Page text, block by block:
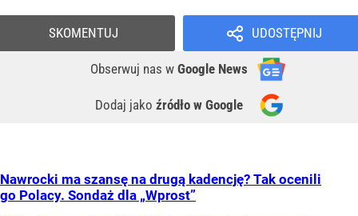
UDOSTĘPNIJ
Obserwuj nas w Google News
Dodaj jako źródło w Google
SKOMENTUJ
Nawrocki ma szansę na drugą kadencję? Tak ocenili
go Polacy. Sondaż dla „Wprost”